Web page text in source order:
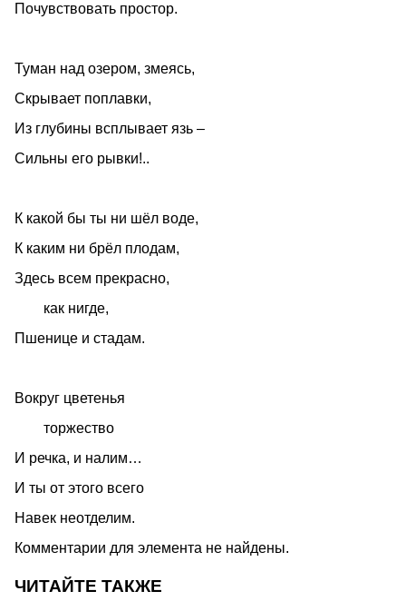
Почувствовать простор.
Туман над озером, змеясь,
Скрывает поплавки,
Из глубины всплывает язь –
Сильны его рывки!..
К какой бы ты ни шёл воде,
К каким ни брёл плодам,
Здесь всем прекрасно,
как нигде,
Пшенице и стадам.
Вокруг цветенья
торжество
И речка, и налим…
И ты от этого всего
Навек неотделим.
Комментарии для элемента не найдены.
ЧИТАЙТЕ ТАКЖЕ